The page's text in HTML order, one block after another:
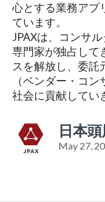
心とする業務アプ
ています。
JPAXは、コンサ
専門家が独占して
スを解放し、委託
（ベンダー・コ
社会に貢献してい
日本
May 27,